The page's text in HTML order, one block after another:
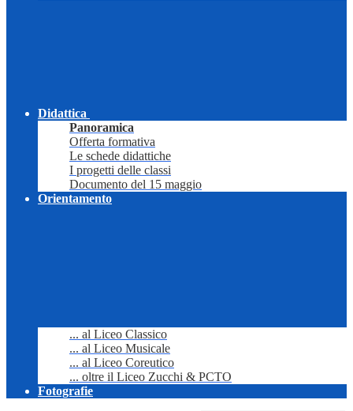
Didattica
Panoramica
Offerta formativa
Le schede didattiche
I progetti delle classi
Documento del 15 maggio
Orientamento
... al Liceo Classico
... al Liceo Musicale
... al Liceo Coreutico
... oltre il Liceo Zucchi & PCTO
Fotografie